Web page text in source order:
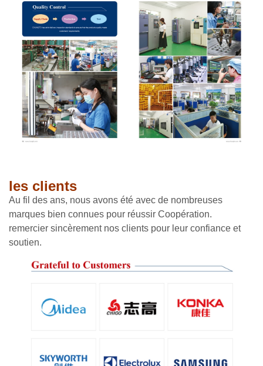
les clients
Au fil des ans, nous avons été avec de nombreuses
marques bien connues pour réussir Coopération.
remercier sincèrement nos clients pour leur confiance et
soutien.